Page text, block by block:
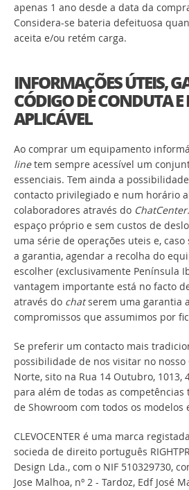
apenas 1 ano desde a data da
Considera-se bateria defeituosa
aceita e/ou retém carga.
INFORMAÇÕES ÚTEIS,
CÓDIGO DE CONDUTA E
APLICÁVEL
Ao comprar um equipamento
linetem sempre acessível um
essenciais. Tem ainda a
contacto privilegiado e num horário
colaboradores através do ChatCenter.
espaço próprio e sem custos de
uma série de operações uteis e,
a garantia, agendar a recolha do
escolher (exclusivamente Península
vantagem importante está no facto
através do chatserem uma garantia
compromissos que assumimos por
Se preferir um contacto mais
possibilidade de nos visitar no nosso
Norte, sito na Rua 14 Outubro, 1013,
para além de todas as competências
de Showroom com todos os modelos
CLEVOCENTER é uma marca
socieda de direito português
Design Lda., com o NIF 510329730,
Jose Malhoa, nº 2 - Tardoz, Edf José